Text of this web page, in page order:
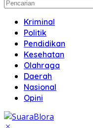
Kriminal
Politik
Pendidikan
Kesehatan
Olahraga
Daerah
Nasional
Opini